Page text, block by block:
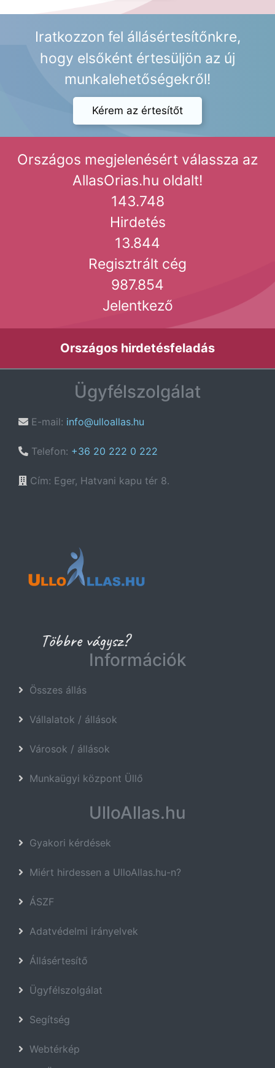
Iratkozzon fel állásértesítőnkre,
hogy elsőként értesüljön az új
munkalehetőségekről!
Kérem az értesítőt
Országos megjelenésért válassza az
AllasOrias.hu oldalt!
143.748
Hirdetés
13.844
Regisztrált cég
987.854
Jelentkező
Országos hirdetésfeladás
Ügyfélszolgálat
E-mail: info@ulloallas.hu
Telefon: +36 20 222 0 222
Cím: Eger, Hatvani kapu tér 8.
Információk
Összes állás
Vállalatok / állások
Városok / állások
Munkaügyi központ Üllő
UlloAllas.hu
Gyakori kérdések
Miért hirdessen a UlloAllas.hu-n?
ÁSZF
Adatvédelmi irányelvek
Állásértesítő
Ügyfélszolgálat
Segítség
Webtérkép